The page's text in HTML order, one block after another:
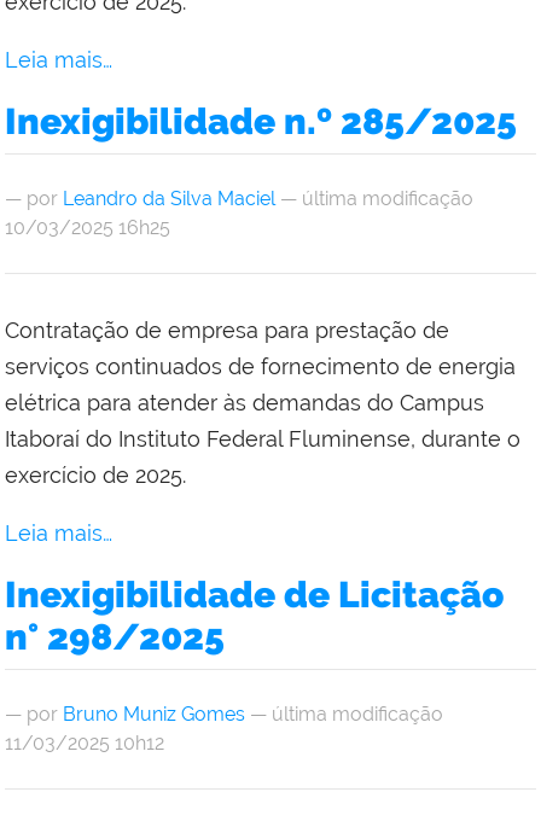
Leia mais…
Inexigibilidade n.º 285/2025
— por Leandro da Silva Maciel— última modificação
10/03/2025 16h25
Contratação de empresa para prestação de
serviços continuados de fornecimento de energia
elétrica para atender às demandas do Campus
Itaboraí do Instituto Federal Fluminense, durante o
exercício de 2025.
Leia mais…
Inexigibilidade de Licitação
n° 298/2025
— por Bruno Muniz Gomes — última modificação
11/03/2025 10h12